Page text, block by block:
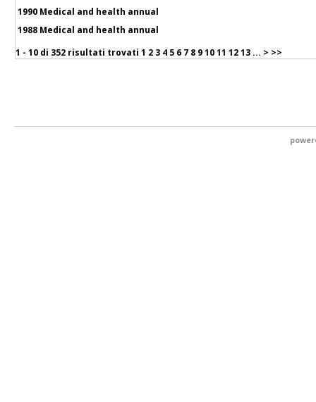
1990 Medical and health annual
1988 Medical and health annual
1 - 10 di 352 risultati trovati 1 2 3 4 5 6 7 8 91011 1213 ... > >>